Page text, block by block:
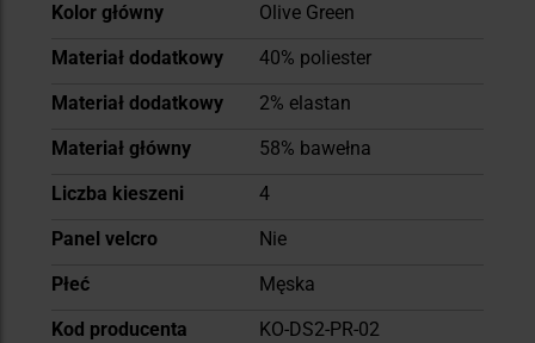
Kolor główny
Olive Green
Materiał dodatkowy
40% poliester
Materiał dodatkowy
2% elastan
Materiał główny
58% bawełna
Liczba kieszeni
4
Panel velcro
Nie
Płeć
Męska
Kod producenta
KO-DS2-PR-02